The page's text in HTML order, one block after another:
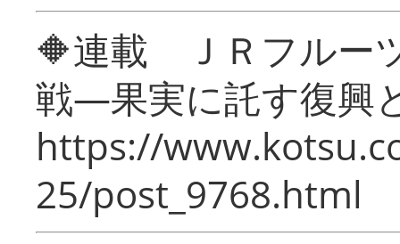
🔶連載 ＪＲフルー
戦―果実に託す復興
https://
25/post_9768.html